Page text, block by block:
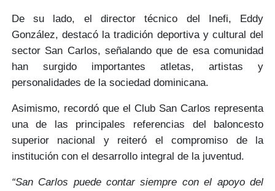
De su lado, el director técnico del Inefi, Eddy
González, destacó latradición deportiva y cultural del
sector San Carlos, señalando que de esa comunidad
han surgido importantes atletas, artistas y
personalidades de la sociedad dominicana.
Asimismo, recordó que el Club San Carlos representa
una de las principales referencias del baloncesto
superior nacional y reiteró el compromiso de la
institución con el desarrollo integral de la juventud.
“San Carlos puede contar siempre con el apoyo del